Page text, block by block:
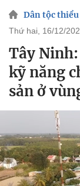
Dân tộc
thứ hai, 16/12/
Tây
kỹ năng
sản ở